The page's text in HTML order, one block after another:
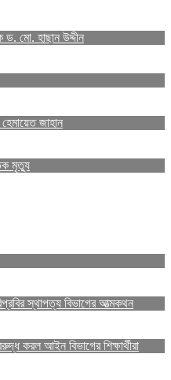
ড. মো. হাছান উদ্দীন
জাহান
মৃত্যু
স্থাপত্য বিভাগের আত্মকথন
করল আইন বিভাগের শিক্ষার্থীরা